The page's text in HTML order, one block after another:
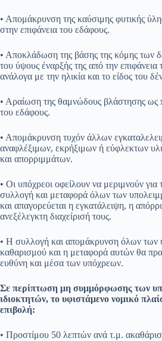
• Απομάκρυνση της καύσιμης φυτικής
στην επιφάνεια του εδάφους.
• Αποκλάδωση της βάσης της κόμης των
του ύψους έναρξής της από την επιφάνεια
ανάλογα με την ηλικία και το είδος του
• Αραίωση της θαμνώδους βλάστησης ως
του εδάφους.
• Απομάκρυνση τυχόν άλλων
αναφλέξιμων, εκρήξιμων ή εύφλεκτων
και απορριμμάτων.
• Οι υπόχρεοι οφείλουν να μεριμνούν
συλλογή και μεταφορά όλων των
και απαγορεύεται η εγκατάλειψη, η
ανεξέλεγκτη διαχείρισή τους.
• Η συλλογή και απομάκρυνση όλων των
καθαρισμού και η μεταφορά αυτών θα
ευθύνη και μέσα των υπόχρεων.
Σε περίπτωση μη συμμόρφωσης των
ιδιοκτητών, το υφιστάμενο νομικό
επιβολή:
• Προστίμου 50 λεπτών ανά τ.μ.